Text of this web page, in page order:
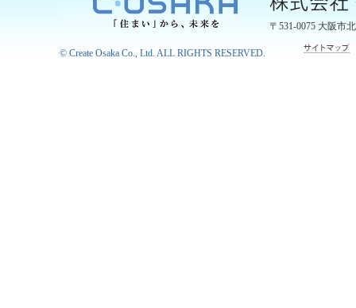
〒531-0075 大阪市
© Create Osaka Co., Ltd. ALL RIGHTS RESERVED.